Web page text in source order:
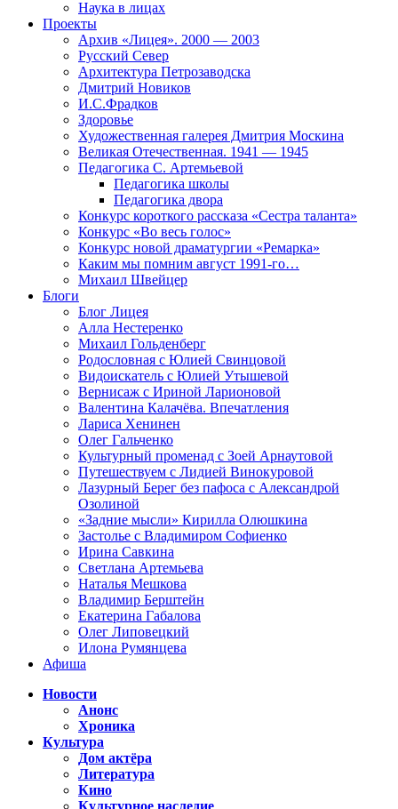
Наука в лицах
Проекты
Архив «Лицея». 2000 — 2003
Русский Север
Архитектура Петрозаводска
Дмитрий Новиков
И.С.Фрадков
Здоровье
Художественная галерея Дмитрия Москина
Великая Отечественная. 1941 — 1945
Педагогика С. Артемьевой
Педагогика школы
Педагогика двора
Конкурс короткого рассказа «Сестра таланта»
Конкурс «Во весь голос»
Конкурс новой драматургии «Ремарка»
Каким мы помним август 1991-го…
Михаил Швейцер
Блоги
Блог Лицея
Алла Нестеренко
Михаил Гольденберг
Родословная с Юлией Свинцовой
Видоискатель с Юлией Утышевой
Вернисаж с Ириной Ларионовой
Валентина Калачёва. Впечатления
Лариса Хенинен
Олег Гальченко
Культурный променад с Зоей Арнаутовой
Путешествуем с Лидией Винокуровой
Лазурный Берег без пафоса с Александрой
Озолиной
«Задние мысли» Кирилла Олюшкина
Застолье с Владимиром Софиенко
Ирина Савкина
Светлана Артемьева
Наталья Мешкова
Владимир Берштейн
Екатерина Габалова
Олег Липовецкий
Илона Румянцева
Афиша
Новости
Анонс
Хроника
Культура
Дом актёра
Литература
Кино